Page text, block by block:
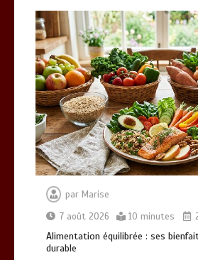
pour une santé
0 10 minutes
Brosse à dents :
la vôtre
0
8 minutes
par Marise
7 août 2026
10 minutes
Alimentation équilibrée : ses
durable